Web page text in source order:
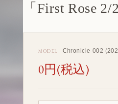
「First Rose 2/
MODEL Chronicle-002
0円(税込)